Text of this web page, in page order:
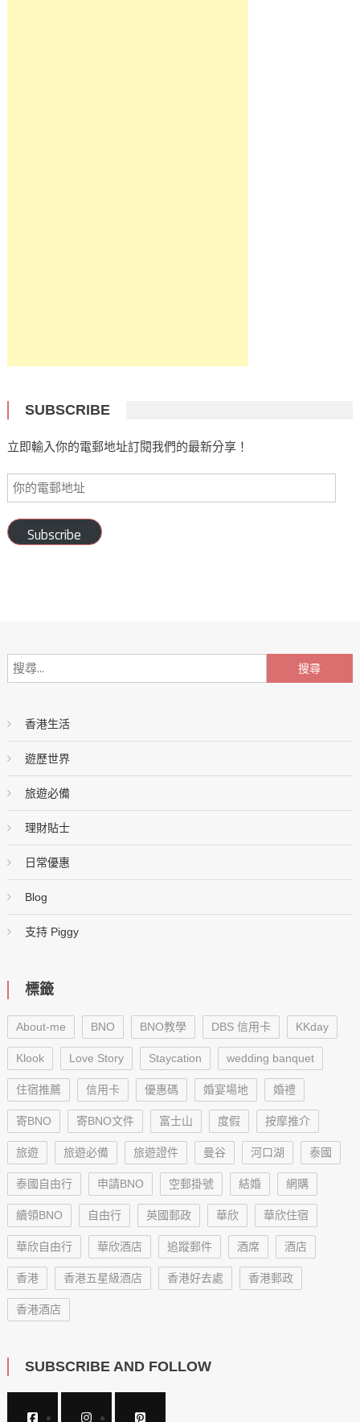
SUBSCRIBE
立即輸入你的電郵地址訂閱我們的最新分享！
Subscribe
香港生活
遊歷世界
旅遊必備
理財貼士
日常優惠
Blog
支持 Piggy
標籤
About-me BNO BNO教學 DBS 信用卡 KKday
Klook Love Story Staycation wedding banquet
住宿推薦 信用卡 優惠碼 婚宴場地 婚禮
寄BNO 寄BNO文件 富士山 度假 按摩推介
旅遊 旅遊必備 旅遊證件 曼谷 河口湖 泰國
泰國自由行 申請BNO 空郵掛號 結婚 網購
續領BNO 自由行 英國郵政 華欣 華欣住宿
華欣自由行 華欣酒店 追蹤郵件 酒席 酒店
香港 香港五星級酒店 香港好去處 香港郵政
香港酒店
SUBSCRIBE AND FOLLOW